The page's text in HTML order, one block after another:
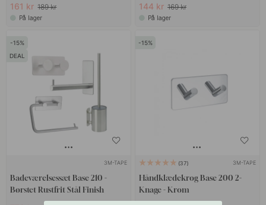
161 kr 189 kr
På lager
144 kr 169 kr
På lager
15
DEAL
3M-TAPE
Badeværelsessæt Base 210 -
Børstet Rustfrit Stål Finish
15
37 3M-TAPE
Håndklædekrog Base 200 2-
Knage - Krom